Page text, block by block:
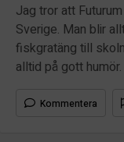
Jag tror att
Sverige. Man blir
fiskgratäng till
alltid på gott humör.
Kommentera